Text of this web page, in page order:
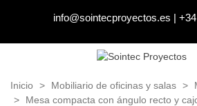
info@sointecproyectos.es |
Inicio > Mobiliario de oficinas y salas >
>
Mesa compacta con ángulo recto y